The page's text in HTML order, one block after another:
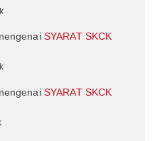
SYARAT SKCK
SYARAT SKCK